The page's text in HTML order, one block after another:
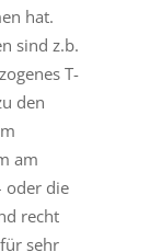
hat.
sind z.b.
T-
den
am
oder die
recht
sehr